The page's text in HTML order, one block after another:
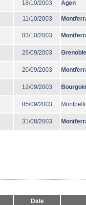
18/10/2003 Agen
11/10/2003
03/10/2003
26/09/2003 Grenoble
20/09/2003
12/09/2003 Bourgoin
05/09/2003
31/08/2003
Date